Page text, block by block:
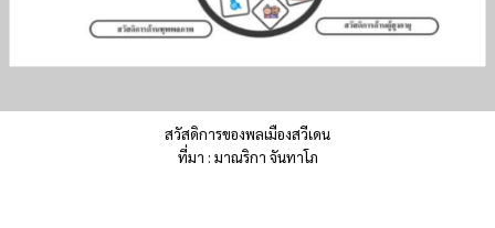
สวัสดิการของพลเมืองสวีเดน
ที่มา : มาณริกา จันทาโภ